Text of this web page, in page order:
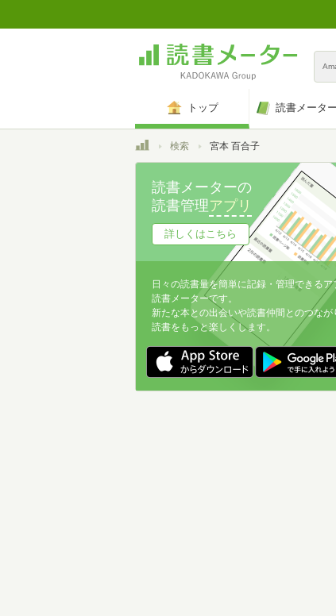
トップ 読書メータ
トップ検索 宮本 百合子
読書メーターの
読書管理アプリ
詳しくはこちら
日々の読書量を簡単に記録・管理できるア
読書メーターです。
新たな本との出会いや読書仲間とのつなが
読書をもっと楽しくします。